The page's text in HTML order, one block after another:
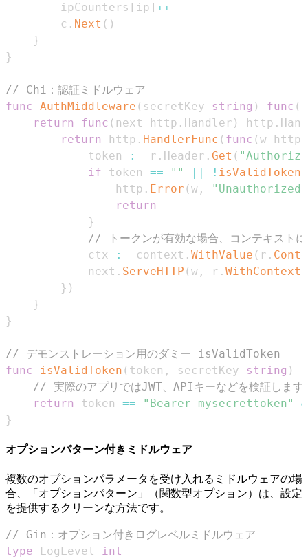
        ipCounters
[ ip ] ++
        c
. Next ( )
}
}
// Chi：認証ミドルウェア
func AuthMiddleware ( secretKey string ) func (
return
func ( next http . Handler ) http .
return
http . HandlerFunc ( func (w http
            token
:= r . Header . Get (
if token == "" || ! isValidToken
                http
. Error (w ,
"Unauthorized"
return
}
// トークンが有効な場合、コンテキスト
            ctx
:= context . WithValue ( r .
            next
. ServeHTTP (w , r . WithContext
} )
}
}
// デモンストレーション用のダミー isValidToken
func
isValidToken ( token , secretKey string )
// 実際のアプリではJWT、APIキーなどを検証します
return
token == "Bearer mysecrettoken"
}
オプションパターン付きミドルウェア
複数のオプションパラメータを受け入れるミドルウェアの場
合、「オプションパターン」（関数型オプション）は、設定
を提供するクリーンな方法です。
// Gin：オプション付きログレベルミドルウェア
type LogLevel int